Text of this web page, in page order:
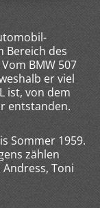
Bereich des
BMW 507
er viel
ist, von dem
entstanden.
Sommer 1959.
zählen
Toni